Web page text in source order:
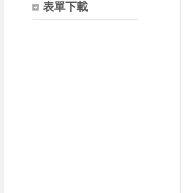
表單下載